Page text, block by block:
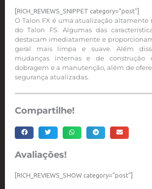
[RICH_REVIEWS_SNIPPET category="post"]
O Talon FX é uma atualização altamente
do Talon FS. Algumas das
destacam imediatamente e
geral mais limpa e suave. Além
mudanças internas e de construção
dobragem e a manutenção, além de
segurança atualizadas.
Compartilhe!
Avaliações!
[RICH_REVIEWS_SHOW category="post"]